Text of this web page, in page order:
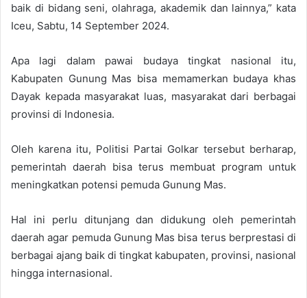
baik di bidang seni, olahraga, akademik dan lainnya,” kata
Iceu, Sabtu, 14 September 2024.
Apa lagi dalam pawai budaya tingkat nasional itu,
Kabupaten Gunung Mas bisa memamerkan budaya khas
Dayak kepada masyarakat luas, masyarakat dari berbagai
provinsi di Indonesia.
Oleh karena itu, Politisi Partai Golkar tersebut berharap,
pemerintah daerah bisa terus membuat program untuk
meningkatkan potensi pemuda Gunung Mas.
Hal ini perlu ditunjang dan didukung oleh pemerintah
daerah agar pemuda Gunung Mas bisa terus berprestasi di
berbagai ajang baik di tingkat kabupaten, provinsi, nasional
hingga internasional.